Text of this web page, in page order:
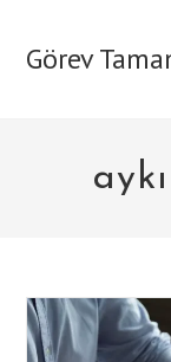
contentGörev